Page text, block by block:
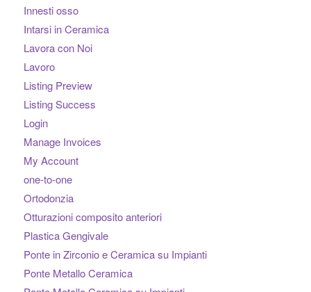
Innesti osso
Intarsi in Ceramica
Lavora con Noi
Lavoro
Listing Preview
Listing Success
Login
Manage Invoices
My Account
one-to-one
Ortodonzia
Otturazioni composito anteriori
Plastica Gengivale
Ponte in Zirconio e Ceramica su Impianti
Ponte Metallo Ceramica